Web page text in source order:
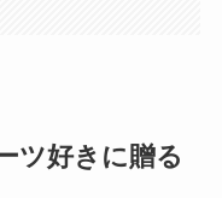
ツ好きに贈る